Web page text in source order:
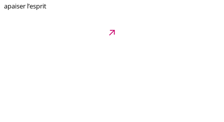
apaiser l’esprit